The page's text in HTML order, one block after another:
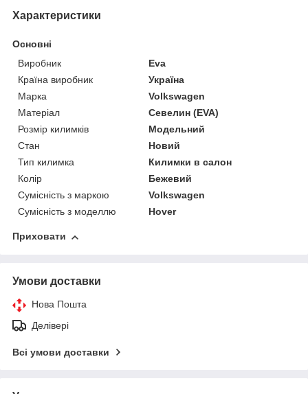
Характеристики
Основні
Виробник
Eva
Країна виробник
Україна
Марка
Volkswagen
Матеріал
Севелин (EVA)
Розмір килимків
Модельний
Стан
Новий
Тип килимка
Килимки в салон
Колір
Бежевий
Сумісність з маркою
Volkswagen
Сумісність з моделлю
Hover
Приховати
Умови доставки
Нова Пошта
Делівері
Всі умови доставки